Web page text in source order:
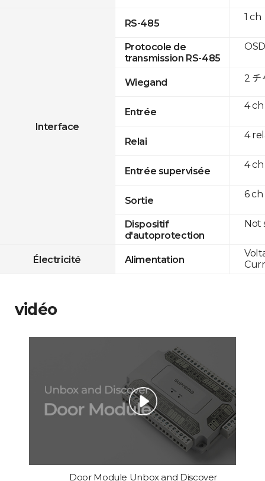
Interface
RS-485
Protocole de
transmission RS-485
Wiegand
Entrée
Relai
Entrée supervisée
Sortie
Dispositif
d'autoprotection
Électricité Alimentation
1 ch
2 チ
4 ch
4
4 ch
6 ch
Not
vidéo
Door Module Unbox and Discover